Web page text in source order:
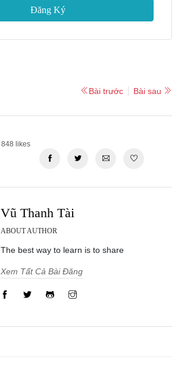
Đăng Ký
Bài trước
Bài sau
848 likes
Vũ Thanh Tài
ABOUT AUTHOR
The best way to learn is to share
Xem Tất Cả Bài Đăng